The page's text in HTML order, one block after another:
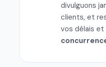
divulguons
clients, et
vos délais